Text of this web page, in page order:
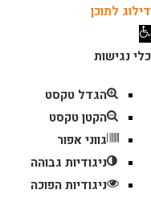
דילוג לתוכן
פתח
סרגל
כלי נגישות
הגדל טקסט
הקטן טקסט
גווני אפור
ניגודיות גבוהה
ניגודיות הפוכה